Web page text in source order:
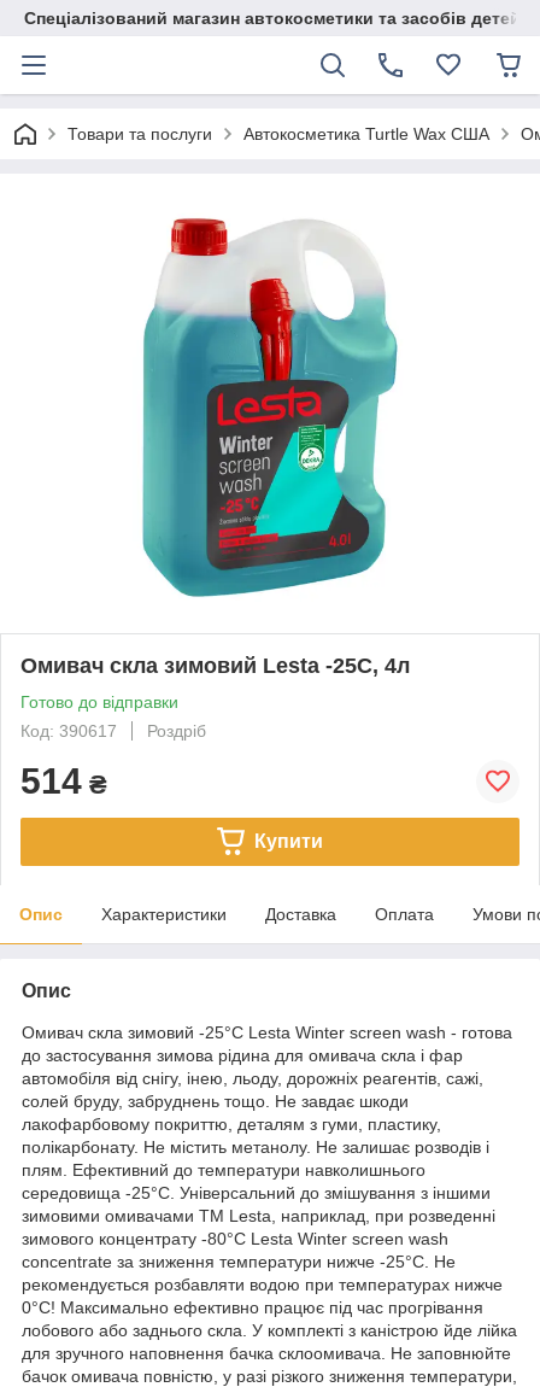
Спеціалізований магазин автокосметики та засобів
Товари та послуги Автокосметика Turtle Wax США
Омивач скла зимовий Lesta -25C, 4л
Готово до відправки
Код: 390617
Роздріб
514 ₴
Купити
Опис Характеристики Доставка Оплата Умови
Опис
Омивач скла зимовий -25°С Lesta Winter screen wash - готова
до застосування зимова рідина для омивача скла і фар
автомобіля від снігу, інею, льоду, дорожніх реагентів, сажі,
солей бруду, забруднень тощо. Не завдає шкоди
лакофарбовому покриттю, деталям з гуми, пластику,
полікарбонату. Не містить метанолу. Не залишає розводів і
плям. Ефективний до температури навколишнього
середовища -25°С. Універсальний до змішування з іншими
зимовими омивачами TM Lesta, наприклад, при розведенні
зимового концентрату -80°С Lesta Winter screen wash
concentrate за зниження температури нижче -25°С. Не
рекомендується розбавляти водою при температурах нижче
0°С! Максимально ефективно працює під час прогрівання
лобового або заднього скла. У комплекті з каністрою йде лійка
для зручного наповнення бачка склоомивача. Не заповнюйте
бачок омивача повністю, у разі різкого зниження температури,